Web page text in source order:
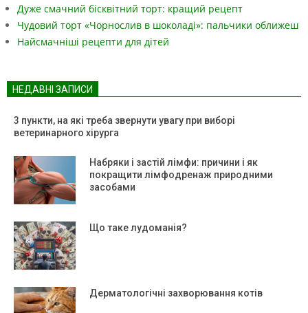
Дуже смачний бісквітний торт: кращий рецепт
Чудовий торт «Чорнослив в шоколаді»: пальчики оближеш
Найсмачніші рецепти для дітей
НЕДАВНІ ЗАПИСИ
3 пункти, на які треба звернути увагу при виборі
ветеринарного хірурга
Набряки і застій лімфи: причини і як
покращити лімфодренаж природними
засобами
Що таке лудоманія?
Дерматологічні захворювання котів